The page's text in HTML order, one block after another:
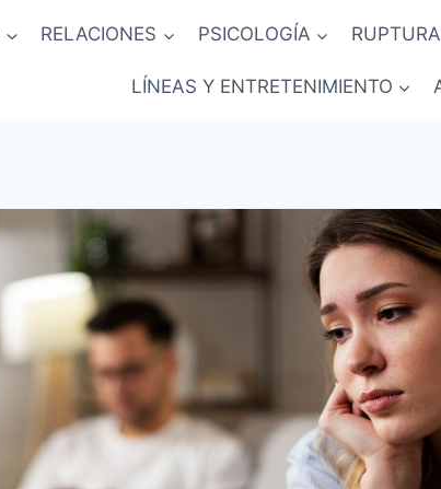
RELACIONES PSICOLOGÍA RUPTURA
LÍNEAS Y ENTRETENIMIENTO